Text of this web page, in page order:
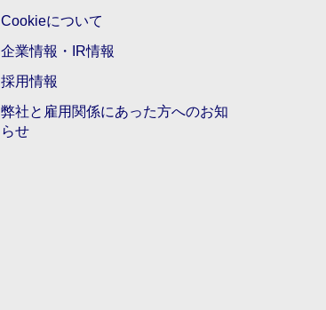
Cookieについて
企業情報・IR情報
採用情報
弊社と雇用関係にあった方へのお知
らせ